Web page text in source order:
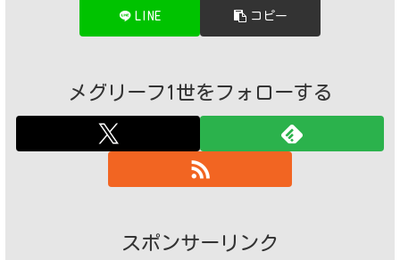
LINE コピー
メグリーフ1世をフォローする
スポンサーリンク